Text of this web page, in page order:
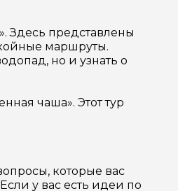
Здесь представлены
маршруты.
но и узнать о
чаша». Этот тур
которые вас
у вас есть идеи по